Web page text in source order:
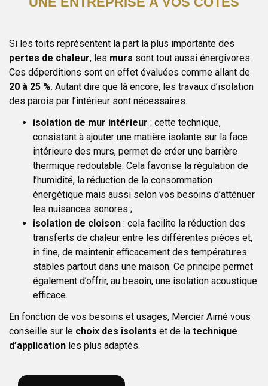
Si les toits représentent la part la plus importante des
pertes de chaleur, les murs sont tout aussi énergivores.
Ces déperditions sont en effet évaluées comme allant de
20 à 25 %. Autant dire que là encore, les travaux d’isolation
des parois par l’intérieur sont nécessaires.
isolation de mur intérieur : cette technique,
consistant à ajouter une matière isolante sur la face
intérieure des murs, permet de créer une barrière
thermique redoutable. Cela favorise la régulation de
l’humidité, la réduction de la consommation
énergétique mais aussi selon vos besoins d’atténuer
les nuisances sonores ;
isolation de cloison : cela facilite la réduction des
transferts de chaleur entre les différentes pièces et,
in fine, de maintenir efficacement des températures
stables partout dans une maison. Ce principe permet
également d’offrir, au besoin, une isolation acoustique
efficace.
En fonction de vos besoins et usages, Mercier Aimé vous
conseille sur le choix des isolants et de la technique
d’application les plus adaptés.